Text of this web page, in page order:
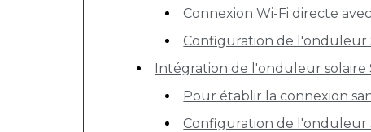
Connexion Wi-Fi directe
Configuration de l'onduleur
Intégration de l'onduleur solaire
Pour établir la connexion
Configuration de l'onduleur